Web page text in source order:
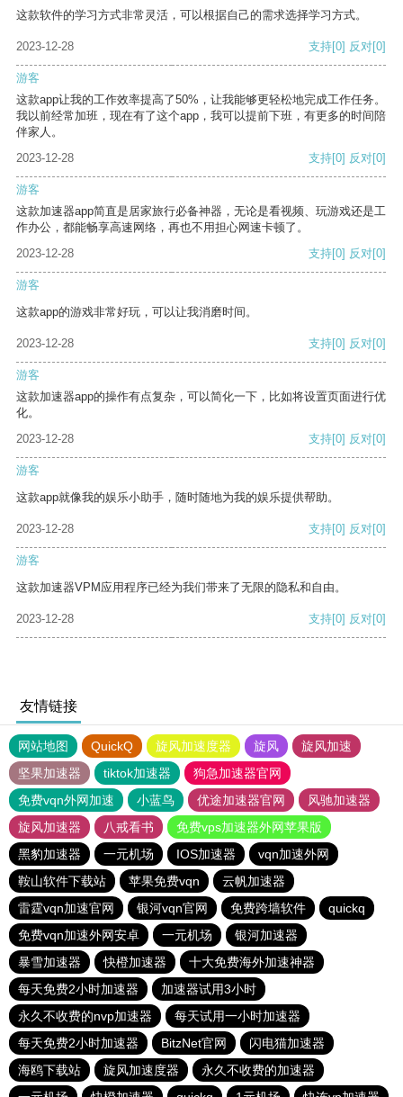
这款软件的学习方式非常灵活，可以根据自己的需求选择学习方式。
2023-12-28 支持[0] 反对[0]
游客
这款app让我的工作效率提高了50%，让我能够更轻松地完成工作任务。
我以前经常加班，现在有了这个app，我可以提前下班，有更多的时间陪
伴家人。
2023-12-28
支持[0] 反对[0]
游客
这款加速器app简直是居家旅行必备神器，无论是看视频、玩游戏还是工
作办公，都能畅享高速网络，再也不用担心网速卡顿了。
2023-12-28
支持[0] 反对[0]
游客
这款app的游戏非常好玩，可以让我消磨时间。
2023-12-28 支持[0] 反对[0]
游客
这款加速器app的操作有点复杂，可以简化一下，比如将设置页面进行优
化。
2023-12-28
支持[0] 反对[0]
游客
这款app就像我的娱乐小助手，随时随地为我的娱乐提供帮助。
2023-12-28 支持[0] 反对[0]
游客
这款加速器VPM应用程序已经为我们带来了无限的隐私和自由。
2023-12-28 支持[0] 反对[0]
友情链接
网站地图 QuickQ 旋风加速度器 旋风
旋风加速
坚果加速器
tiktok加速器
狗急加速器官网
免费vqn外网加速
小蓝鸟 优途加速器官网
风驰加速器
旋风加速器
八戒看书
免费vps加速器外网苹果版
黑豹加速器
一元机场 IOS加速器
vqn加速外网
鞍山软件下载站
苹果免费vqn
云帆加速器
雷霆vqn加速官网
银河vqn官网 免费跨墙软件
quickq
免费vqn加速外网安卓
一元机场
银河加速器
暴雪加速器
快橙加速器
十大免费海外加速神器
每天免费2小时加速器
加速器试用3小时
永久不收费的nvp加速器
每天试用一小时加速器
每天免费2小时加速器
BitzNet官网
闪电猫加速器
海鸥下载站
旋风加速度器
永久不收费的加速器